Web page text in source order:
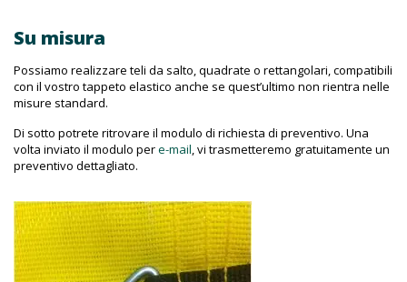
Su misura
Possiamo realizzare teli da salto, quadrate o rettangolari, compatibili
con il vostro tappeto elastico anche se quest’ultimo non rientra nelle
misure standard.
Di sotto potrete ritrovare il modulo di richiesta di preventivo. Una
volta inviato il modulo pere-mail , vi trasmetteremo gratuitamente un
preventivo dettagliato.